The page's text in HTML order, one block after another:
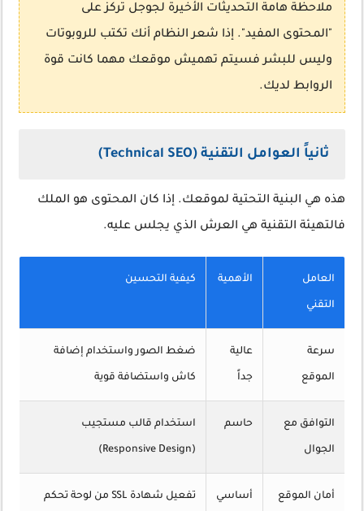
ملاحظة هامة التحديثات الأخيرة لجوجل تركز على
"المحتوى المفيد". إذا شعر النظام أنك تكتب للروبوتات
وليس للبشر فسيتم تهميش موقعك مهما كانت قوة
الروابط لديك.
ثانياً العوامل التقنية (Technical SEO)
هذه هي البنية التحتية لموقعك. إذا كان المحتوى هو الملك
فالتهيئة التقنية هي العرش الذي يجلس عليه.
العامل
التقني
الأهمية كيفية التحسين
سرعة
الموقع
عالية
جداً
ضغط الصور واستخدام إضافة
كاش واستضافة قوية
التوافق مع
الجوال
حاسم استخدام قالب مستجيب
(Responsive Design)
أمان الموقع أساسي تفعيل شهادة SSL من لوحة تحكم